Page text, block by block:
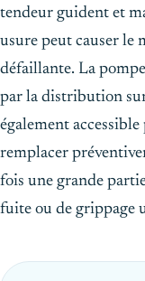
tendeur guident et
usure peut causer le
défaillante. La
par la distribution
également
remplacer
fois une grande
fuite ou de grippage